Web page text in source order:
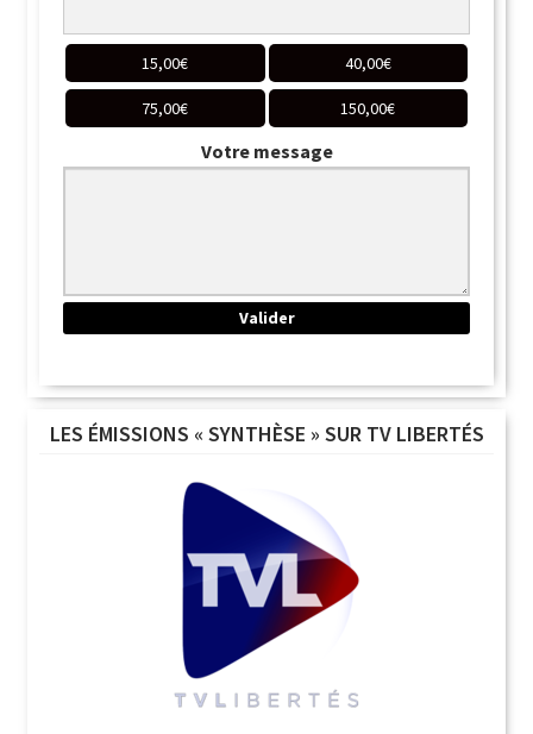
15,00€ 40,00€
75,00€ 150,00€
Votre message
LES ÉMISSIONS « SYNTHÈSE » SUR TV LIBERTÉS